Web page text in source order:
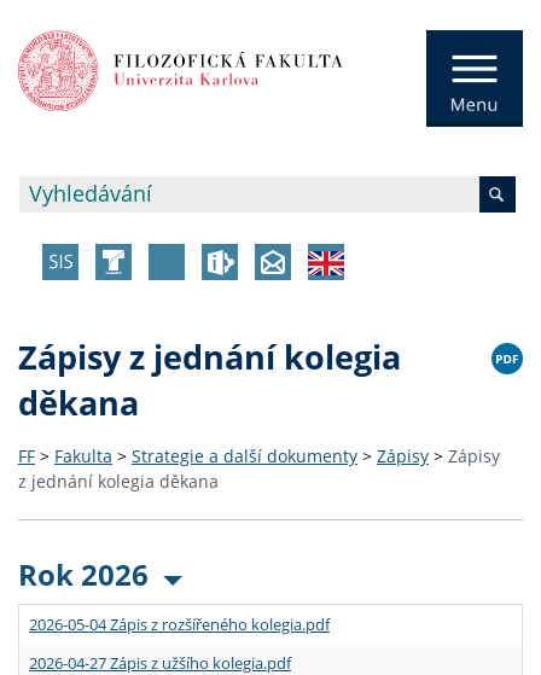
Zápisy z jednání kolegia
děkana
FF > Fakulta > Strategie a další dokumenty > Zápisy > Zápisy
z jednání kolegia děkana
Rok 2026
2026-05-04 Zápis z rozšířeného kolegia.pdf
2026-04-27 Zápis z užšího kolegia.pdf